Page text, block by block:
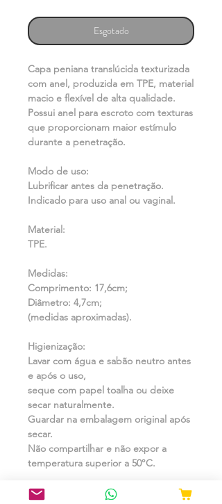
Esgotado
Capa peniana translúcida texturizada
com anel, produzida em TPE, material
macio e flexível de alta qualidade.
Possui anel para escroto com texturas
que proporcionam maior estímulo
durante a penetração.
Modo de uso:
Lubrificar antes da penetração.
Indicado para uso anal ou vaginal.
Material:
TPE.
Medidas:
Comprimento: 17,6cm;
Diâmetro: 4,7cm;
(medidas aproximadas).
Higienização:
Lavar com água e sabão neutro antes
e após o uso,
seque com papel toalha ou deixe
secar naturalmente.
Guardar na embalagem original após
secar.
Não compartilhar e não expor a
temperatura superior a 50°C.
Cuidados: